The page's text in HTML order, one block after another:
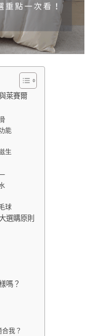
萊賽爾
能
生
球
選購原則
嗎？
我？